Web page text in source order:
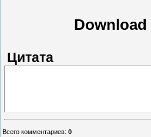
Download
Цитата
Всего комментариев: 0